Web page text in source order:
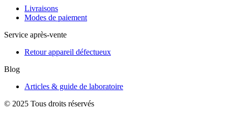
Livraisons
Modes de paiement
Service après-vente
Retour appareil défectueux
Blog
Articles & guide de laboratoire
© 2025 Tous droits réservés